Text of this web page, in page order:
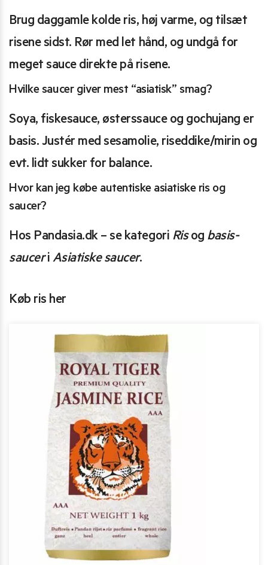
Brug daggamle kolde ris, høj varme, og tilsæt
risene sidst. Rør med let hånd, og undgå for
meget sauce direkte på risene.
Hvilke saucer giver mest “asiatisk” smag?
Soya, fiskesauce, østerssauce og gochujang er
basis. Justér med sesamolie, riseddike/mirin og
evt. lidt sukker for balance.
Hvor kan jeg købe autentiske asiatiske ris og
saucer?
Hos Pandasia.dk – se kategori Risog basis-
sauceri Asiatiske saucer.
Køb ris her